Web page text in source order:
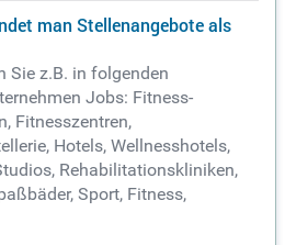
man Stellenangebote als
Sie z.B. in folgenden
Jobs: Fitness-
Fitnesszentren,
Hotels, Wellnesshotels,
Rehabilitationskliniken,
Sport, Fitness,